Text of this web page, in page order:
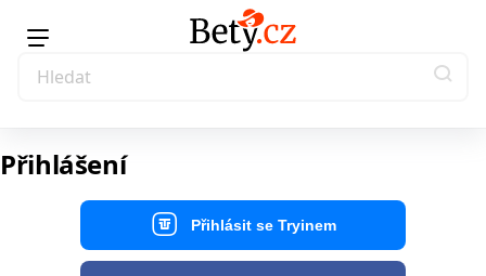
Přihlášení
Přihlásit se Tryinem